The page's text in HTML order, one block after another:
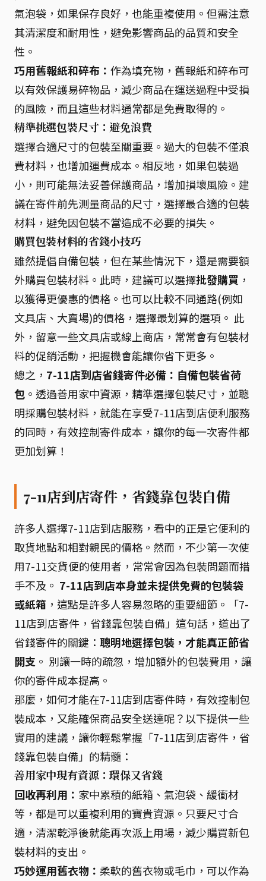
氣泡袋，如果保存良好，也能重複使用。但需注意
其清潔度和耐用性，避免影響商品的品質和安全
性。
巧用舊報紙和碎布： 作為填充物，舊報紙和碎布可
以有效保護易碎物品，減少商品在運送過程中受損
的風險，而且這些材料通常都是免費取得的。
精準挑選包裝尺寸：避免浪費
選擇合適尺寸的包裝至關重要。過大的包裝不僅浪
費材料，也增加運費成本。相反地，如果包裝過
小，則可能無法妥善保護商品，增加損壞風險。建
議在寄件前先測量商品的尺寸，選擇最合適的包裝
材料，避免因包裝不當造成不必要的損失。
購買包裝材料的省錢小技巧
雖然提倡自備包裝，但在某些情況下，還是需要額
外購買包裝材料。此時，建議可以選擇批發購買 ，
以獲得更優惠的價格。也可以比較不同通路(例如
文具店、大賣場)的價格，選擇最划算的選項。 此
外，留意一些文具店或線上商店，常常會有包裝材
料的促銷活動，把握機會能讓你省下更多。
總之， 7-11店到店省錢寄件必備：自備包裝省荷
包 。透過善用家中資源，精準選擇包裝尺寸，並聰
明採購包裝材料，就能在享受7-11店到店便利服務
的同時，有效控制寄件成本，讓你的每一次寄件都
更加划算！
7-11店到店寄件，省錢靠包裝自備
許多人選擇7-11店到店服務，看中的正是它便利的
取貨地點和相對親民的價格。然而，不少第一次使
用7-11交貨便的使用者，常常會因為包裝問題而措
手不及。 7-11店到店本身並未提供免費的包裝袋
或紙箱 ，這點是許多人容易忽略的重要細節。「7-
11店到店寄件，省錢靠包裝自備」這句話，道出了
省錢寄件的關鍵： 聰明地選擇包裝，才能真正節省
開支 。 別讓一時的疏忽，增加額外的包裝費用，讓
你的寄件成本提高。
那麼，如何才能在7-11店到店寄件時，有效控制包
裝成本，又能確保商品安全送達呢？以下提供一些
實用的建議，讓你輕鬆掌握「7-11店到店寄件，省
錢靠包裝自備」的精髓：
善用家中現有資源：環保又省錢
回收再利用： 家中累積的紙箱、氣泡袋、緩衝材
等，都是可以重複利用的寶貴資源。只要尺寸合
適，清潔乾淨後就能再次派上用場，減少購買新包
裝材料的支出。
巧妙運用舊衣物： 柔軟的舊衣物或毛巾，可以作為